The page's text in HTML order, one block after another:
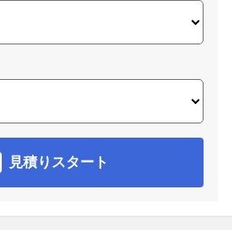
見積りスタート